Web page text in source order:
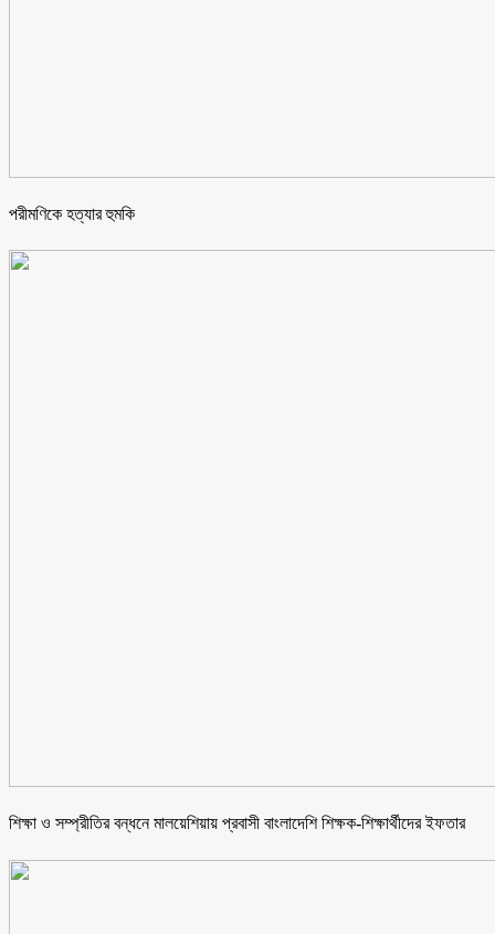
পরীমণিকে হত্যার হুমকি
শিক্ষা ও সম্প্রীতির বন্ধনে মালয়েশিয়ায় প্রবাসী বাংলাদেশি শিক্ষক-শিক্ষার্থীদের ইফতার